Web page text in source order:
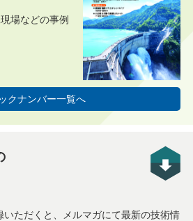
場などの事例
クナンバー一覧へ
いただくと、メルマガにて最新の技術情